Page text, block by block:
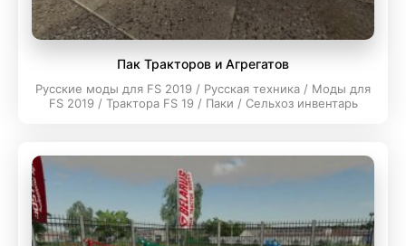
Пак Тракторов и Агрегатов
Русские моды для FS 2019 / Русская техника / Моды для
FS 2019 / Трактора FS 19 / Паки / Сельхоз инвентарь